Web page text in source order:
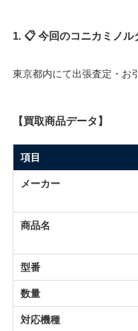
1. 📋 今回のコニカミノ
東京都内にて出張査定・お
【買取商品データ】
項目
メーカー
商品名
型番
数量
対応機種